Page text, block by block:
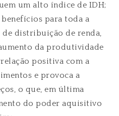
um alto índice de IDH;
para toda a
de distribuição de renda,
da produtividade
positiva com a
e provoca a
o que, em última
do poder aquisitivo